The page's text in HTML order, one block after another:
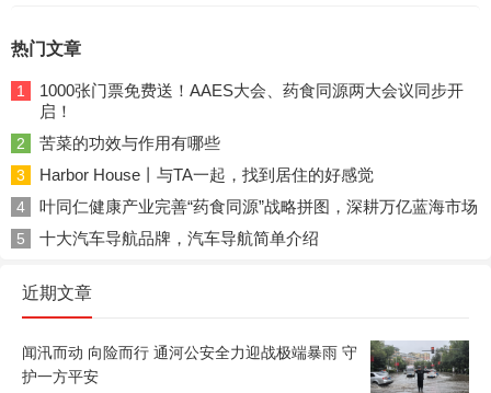
热门文章
1
1000张门票免费送！AAES大会、药食同源两大会议同步开
启！
2 苦菜的功效与作用有哪些
3 Harbor House丨与TA一起，找到居住的好感觉
4 叶同仁健康产业完善“药食同源”战略拼图，深耕万亿蓝海市场
5 十大汽车导航品牌，汽车导航简单介绍
近期文章
闻汛而动 向险而行 通河公安全力迎战极端暴雨 守
护一方平安